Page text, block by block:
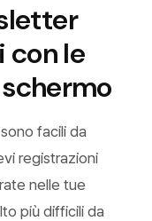
con le
facili da
registrazioni
nelle tue
più difficili da